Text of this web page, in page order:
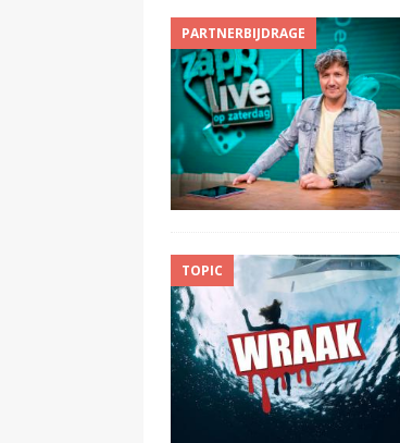
PARTNERBIJDRAGE
TOPIC